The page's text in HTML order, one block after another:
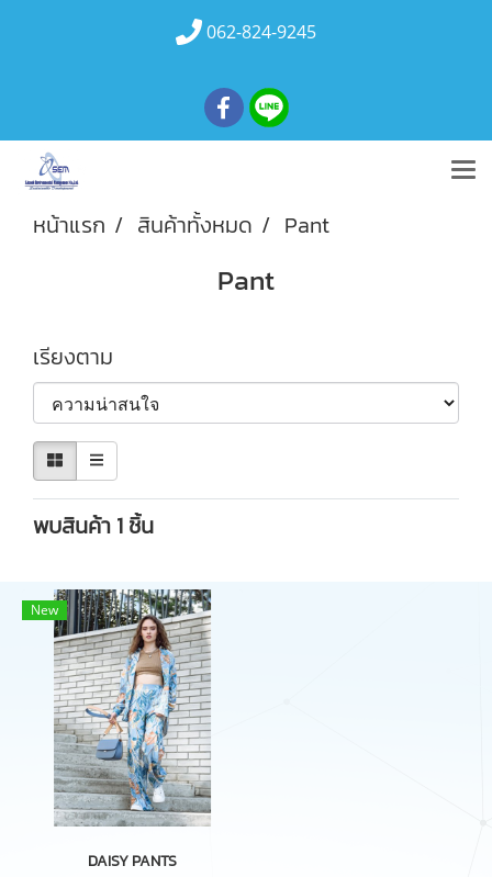
062-824-9245
หน้าแรก สินค้าทั้งหมด Pant
Pant
เรียงตาม
พบสินค้า 1 ชิ้น
New
DAISY PANTS